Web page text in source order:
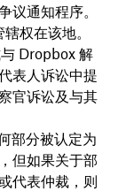
议通知程序。
权在该地。
Dropbox 解
表人诉讼中提
官诉讼及与其
部分被认定为
但如果关于部
代表仲裁，则